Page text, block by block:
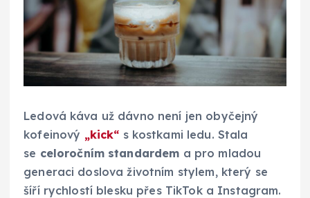
Ledová káva už dávno není jen obyčejný
kofeinový „kick“ s kostkami ledu. Stala
se celoročním standardem a pro mladou
generaci doslova životním stylem, který se
šíří rychlostí blesku přes TikTok a Instagram.